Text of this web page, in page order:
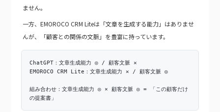
ません。
一方、EMOROCO CRM Liteは「文章を生成する能力」はありませ
んが、「顧客との関係の文脈」を豊富に持っています。
ChatGPT：文章生成能力 ◎ / 顧客文脈 ✕
EMOROCO CRM Lite：文章生成能力 ✕ / 顧客文脈 ◎
組み合わせ：文章生成能力 ◎ × 顧客文脈 ◎ = 「この顧客だけ
の提案書」